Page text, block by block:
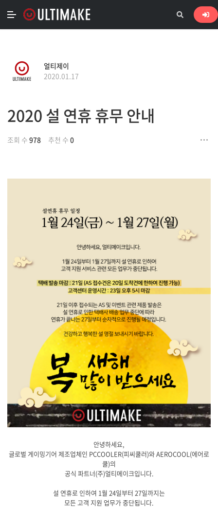
얼티제이
2020.01.17
2020 설 연휴 휴무 안내
조회 수 978 추천 수 0
안녕하세요,
글로벌 게이밍기어 제조업체인 PCCOOLER(피씨쿨러)와 AEROCOOL(에어로
쿨)의
공식 파트너(주)얼티메이크입니다.
설 연휴로 인하여 1월 24일부터 27일까지는
모든 고객 지원 업무가 중단됩니다.